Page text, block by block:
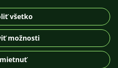
DE
© 2026 For Aquarist
všetko
možnosti